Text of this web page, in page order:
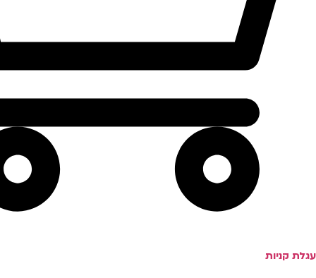
עגלת קניות